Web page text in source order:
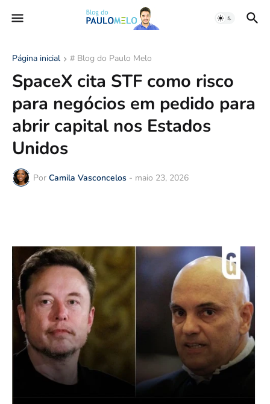
Página inicial # Blog do Paulo Melo
SpaceX cita STF como risco
para negócios em pedido para
abrir capital nos Estados
Unidos
Por Camila Vasconcelos - maio 23, 2026